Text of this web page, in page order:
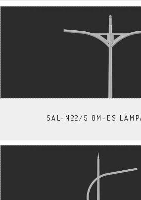
SAL-N22/5 8M-ES